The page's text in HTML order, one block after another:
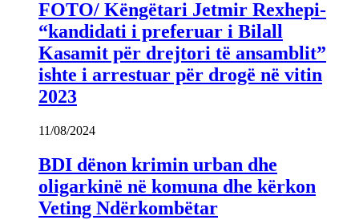
FOTO/ Këngëtari Jetmir Rexhepi-
“kandidati i preferuar i Bilall
Kasamit për drejtori të ansamblit”
ishte i arrestuar për drogë në vitin
2023
11/08/2024
BDI dënon krimin urban dhe
oligarkinë në komuna dhe kërkon
Veting Ndërkombëtar